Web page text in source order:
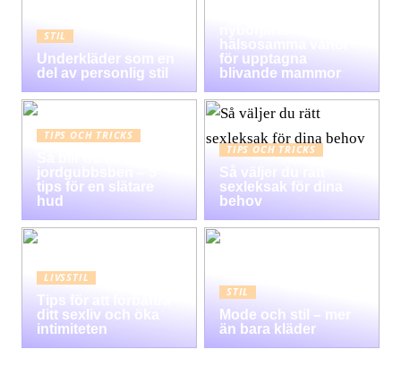
STIL
Underkläder som en
del av personlig stil
hälsosamma vanor
för upptagna
blivande mammor
TIPS OCH TRICKS
jordgubbsben – 5
tips för en slätare
hud
TIPS OCH TRICKS
Så väljer du rätt
sexleksak för dina
behov
LIVSSTIL
Tips för att förbättra
ditt sexliv och öka
intimiteten
STIL
Mode och stil – mer
än bara kläder